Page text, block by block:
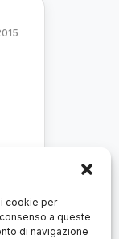
cookie per
a queste
di navigazione